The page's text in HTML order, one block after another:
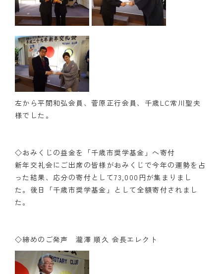
左から平間和弘会員、菅原正行会員、千歳LC常川聖夫
様でした。
◇おみくじの益金を「千歳市奨学基金」へ寄付
新年交礼会にご出席の皆様がおみくじで今年の運勢を占
った結果、応分の寄付として73,000円が集まりまし
た。後日「千歳市奨学基金」として全額寄付されまし
た。
◇締めのご発声 瀧澤 順久 会長エレクト